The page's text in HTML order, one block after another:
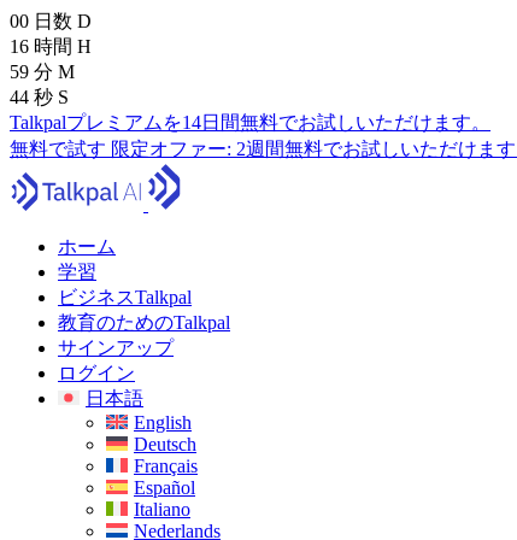
00 日数 D
16 時間 H
59 分 M
43 秒 S
Talkpalプレミアムを14日間無料でお試しいただけます。
無料で試す 限定オファー: 2週間無料でお試しいただけます
ホーム
学習
ビジネスTalkpal
教育のためのTalkpal
サインアップ
ログイン
日本語
English
Deutsch
Français
Español
Italiano
Nederlands